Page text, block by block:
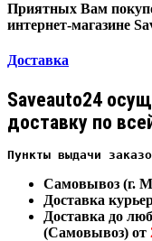
Приятных Вам
интернет-магазине
Доставка
Saveauto24
доставку по
Пункты выдачи
Самовывоз (г.
Доставка
Доставка до
(Самовывоз) от